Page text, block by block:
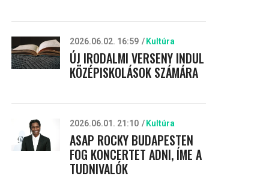
2026.06.02. 16:59 Kultúra
ÚJ IRODALMI VERSENY INDUL
KÖZÉPISKOLÁSOK SZÁMÁRA
2026.06.01. 21:10 Kultúra
ASAP ROCKY BUDAPESTEN
FOG KONCERTET ADNI, ÍME A
TUDNIVALÓK